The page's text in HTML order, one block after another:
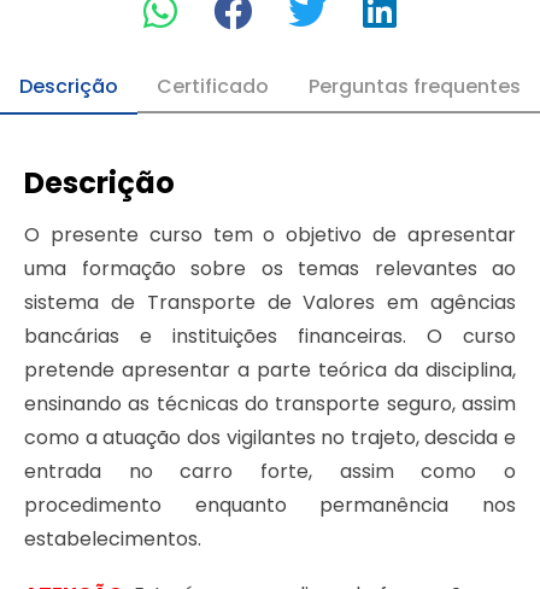
Descrição Certificado Perguntas frequentes
Descrição
O presente curso tem o objetivo de apresentar
uma formação sobre os temas relevantes ao
sistema de Transporte de Valores em agências
bancárias e instituições financeiras. O curso
pretende apresentar a parte teórica da disciplina,
ensinando as técnicas do transporte seguro, assim
como a atuação dos vigilantes no trajeto, descida e
entrada no carro forte, assim como o
procedimento enquanto permanência nos
estabelecimentos.